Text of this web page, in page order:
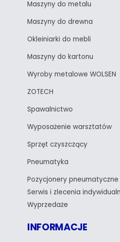
Maszyny do metalu
Maszyny do drewna
Okleiniarki do mebli
Maszyny do kartonu
Wyroby metalowe WOLSEN
ZOTECH
Spawalnictwo
Wyposażenie warsztatów
Sprzęt czyszczący
Pneumatyka
Pozycjonery pneumatyczne
Serwis i zlecenia
Wyprzedaże
INFORMACJE